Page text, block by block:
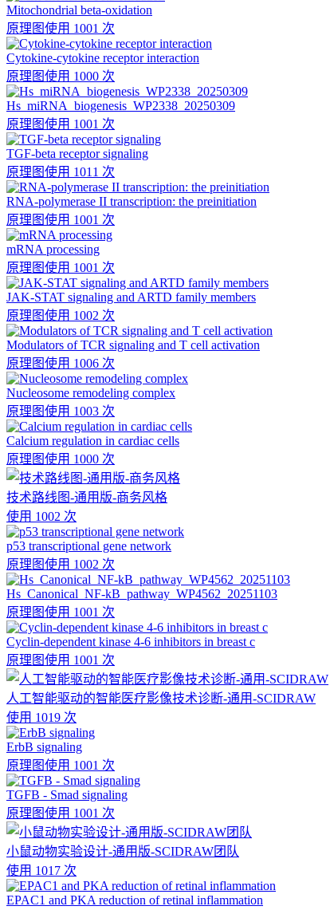
Mitochondrial beta-oxidation
原理图使用 1001 次
Cytokine-cytokine receptor interaction
原理图使用 1000 次
Hs_miRNA_biogenesis_WP2338_20250309
原理图使用 1001 次
TGF-beta receptor signaling
原理图使用 1011 次
RNA-polymerase II transcription: the preinitiation
原理图使用 1001 次
mRNA processing
原理图使用 1001 次
JAK-STAT signaling and ARTD family members
原理图使用 1002 次
Modulators of TCR signaling and T cell activation
原理图使用 1006 次
Nucleosome remodeling complex
原理图使用 1003 次
Calcium regulation in cardiac cells
原理图使用 1000 次
技术路线图-通用版-商务风格
使用 1002 次
p53 transcriptional gene network
原理图使用 1002 次
Hs_Canonical_NF-kB_pathway_WP4562_20251103
原理图使用 1001 次
Cyclin-dependent kinase 4-6 inhibitors in breast c
原理图使用 1001 次
人工智能驱动的智能医疗影像技术诊断-通用-SCIDRAW
使用 1019 次
ErbB signaling
原理图使用 1001 次
TGFB - Smad signaling
原理图使用 1001 次
小鼠动物实验设计-通用版-SCIDRAW团队
使用 1017 次
EPAC1 and PKA reduction of retinal inflammation